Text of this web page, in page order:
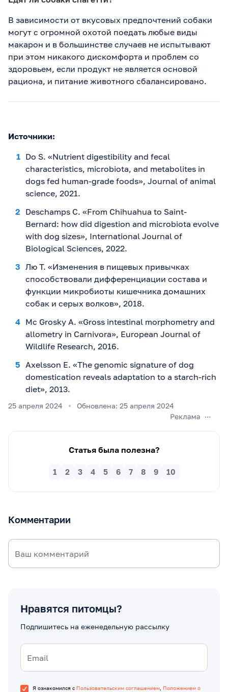
В зависимости от вкусовых предпочтений собаки
могут с огромной охотой поедать любые виды
макарон и в большинстве случаев не испытывают
при этом никакого дискомфорта и проблем со
здоровьем, если продукт не является основой
рациона, и питание животного сбалансировано.
Источники:
Do S. «Nutrient digestibility and fecal
characteristics, microbiota, and metabolites in
dogs fed human-grade foods», Journal of animal
science, 2021.
Deschamps C. «From Chihuahua to Saint-
Bernard: how did digestion and microbiota evolve
with dog sizes», International Journal of
Biological Sciences, 2022.
Лю Т. «Изменения в пищевых привычках
способствовали дифференциации состава и
функции микробиоты кишечника домашних
собак и серых волков», 2018.
Mc Grosky A. «Gross intestinal morphometry and
allometry in Carnivora», European Journal of
Wildlife Research, 2016.
Axelsson E. «The genomic signature of dog
domestication reveals adaptation to a starch-rich
diet», 2013.
25 апреля 2024 Обновлена: 25 апреля 2024
Статья была полезна?
10
9
8
7
6
5
4
3
2
1
Комментарии
Нравятся питомцы?
Подпишитесь на еженедельную рассылку
Я ознакомился с Пользовательским соглашением, Положением о